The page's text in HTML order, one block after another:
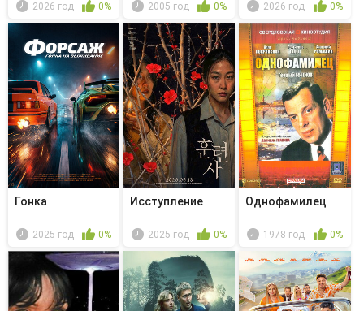
2026 год 0% 2005 год 0% 2026 год 0%
Гонка
2025 год 0%
Исступление
2025 год 0%
Однофамилец
1978 год 0%